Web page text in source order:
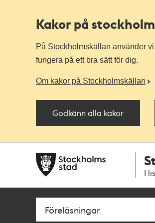
Kakor på
På Stockholmskällan använder
fungera på ett bra sätt för dig.
Om kakor på Stockholmskällan
Godkänn alla kakor
navigationen
huvudinnehållet
Sök